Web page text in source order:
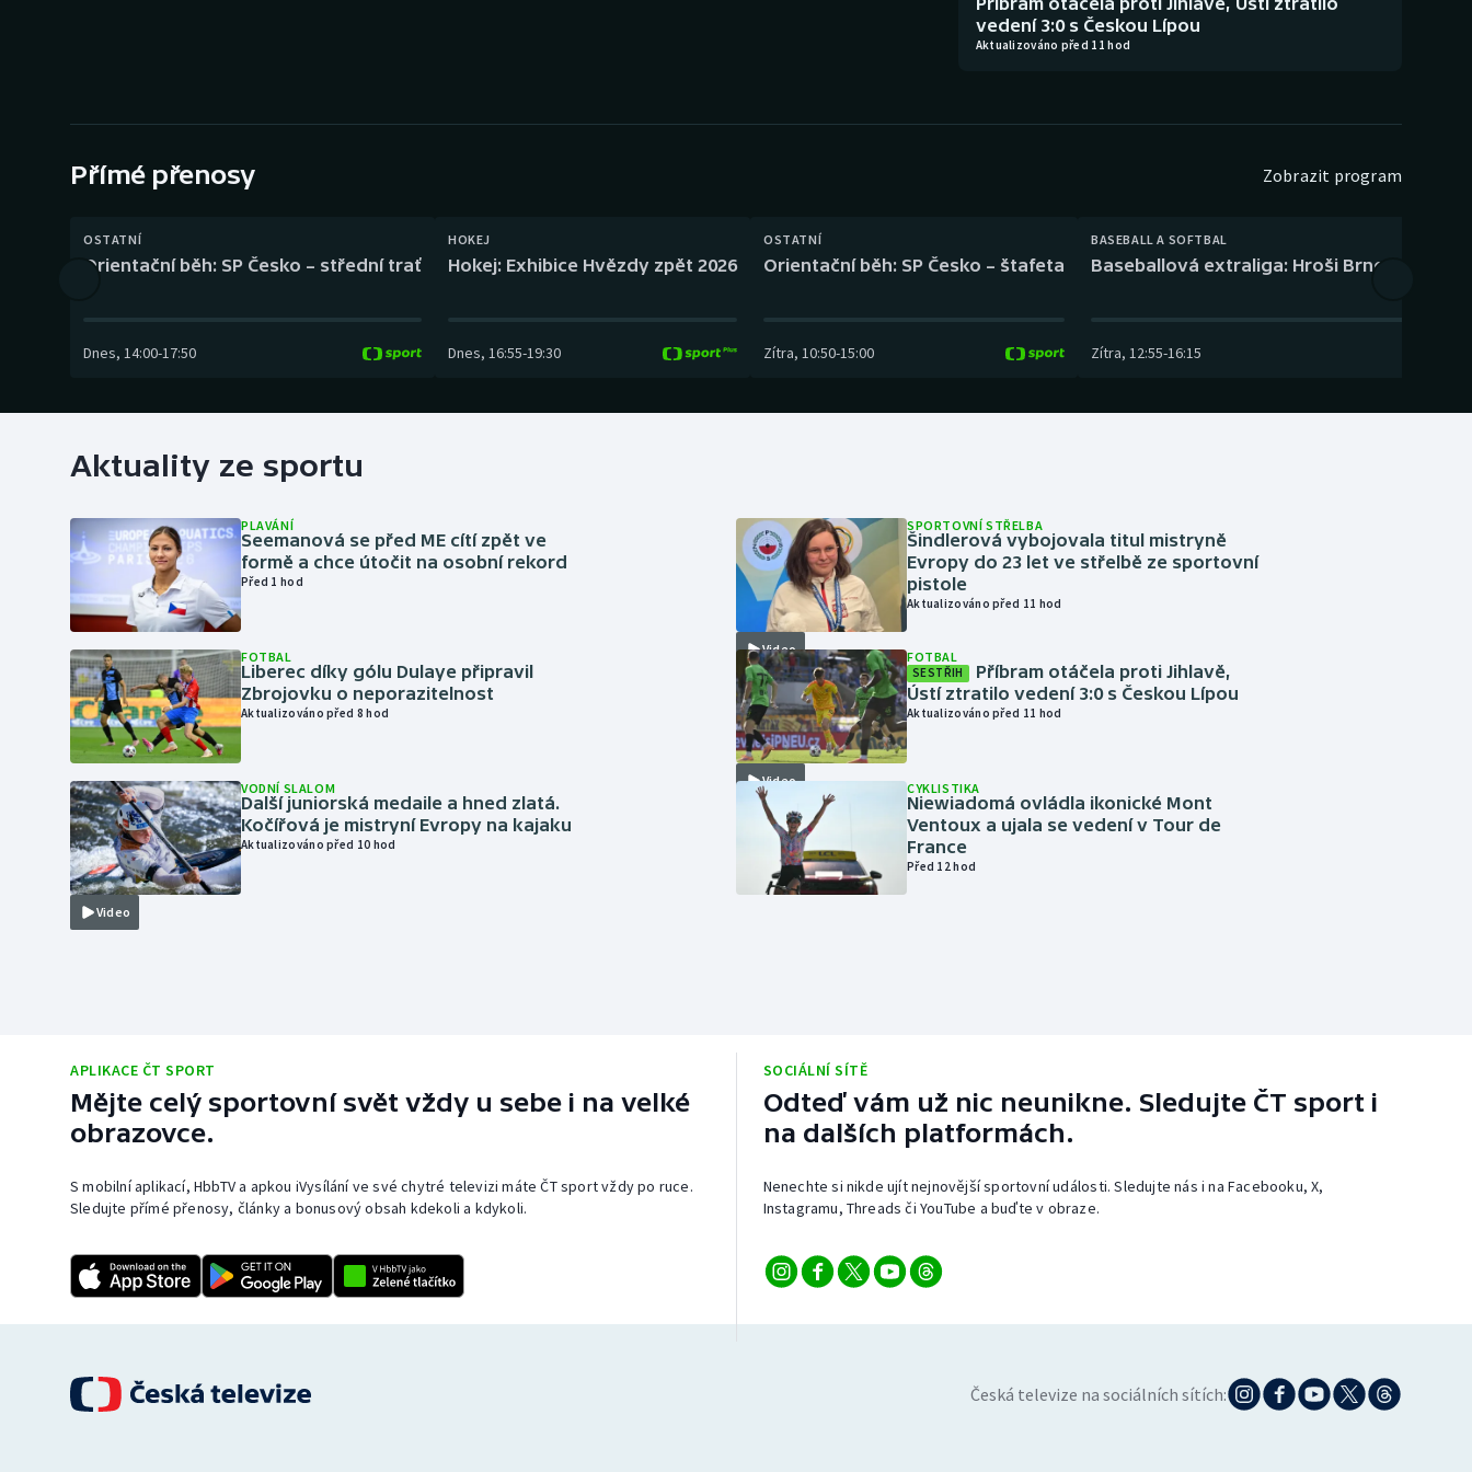
Gymnastika Plážový volejbal
vedení 3:0 s Českou Lípou
Aktualizováno před 11 hod
Přímé přenosy Zobrazit program
OSTATNÍ
Orientační běh: SP Česko – střední trať
Dnes, 14:00-17:50
HOKEJ
Hokej: Exhibice Hvězdy zpět 2026
Dnes, 16:55-19:30
OSTATNÍ
Orientační běh: SP Česko – štafeta
Zítra, 10:50-15:00
BASEBALL A SOFTBAL
Baseballová extraliga: Hroši Brno – Eagles
Zítra, 12:55-16:15
Aktuality ze sportu
PLAVÁNÍ
Seemanová se před ME cítí zpět ve
formě a chce útočit na osobní rekord
Před 1 hod
FOTBAL
Liberec díky gólu Dulaye připravil
Zbrojovku o neporazitelnost
Aktualizováno před 8 hod
Video
VODNÍ SLALOM
Další juniorská medaile a hned zlatá.
Kočířová je mistryní Evropy na kajaku
Aktualizováno před 10 hod
Video
SPORTOVNÍ STŘELBA
Šindlerová vybojovala titul mistryně
Evropy do 23 let ve střelbě ze sportovní
pistole
Aktualizováno před 11 hod
Video
FOTBAL
SESTŘIH
Příbram otáčela proti Jihlavě,
Ústí ztratilo vedení 3:0 s Českou Lípou
Aktualizováno před 11 hod
CYKLISTIKA
Niewiadomá ovládla ikonické Mont
Ventoux a ujala se vedení v Tour de
France
Před 12 hod
APLIKACE ČT SPORT
Mějte celý sportovní svět vždy u sebe i na velké
obrazovce.
S mobilní aplikací, HbbTV a apkou iVysílání ve své chytré televizi máte ČT sport vždy po ruce.
Sledujte přímé přenosy, články a bonusový obsah kdekoli a kdykoli.
SOCIÁLNÍ SÍTĚ
Odteď vám už nic neunikne. Sledujte ČT sport i
na dalších platformách.
Nenechte si nikde ujít nejnovější sportovní události. Sledujte nás i na Facebooku, X,
Instagramu, Threads či YouTube a buďte v obraze.
Česká televize na sociálních sítích: